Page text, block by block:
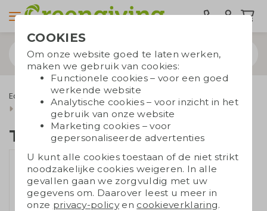
Eco tassen Draagtassen
Katoenen draagtassen
Ecru katoenen tassen
Tas met netstof
Tas met netstof
COOKIES
Om onze website goed te laten werken,
maken we gebruik van cookies:
Functionele cookies – voor een goed
werkende website
Analytische cookies – voor inzicht in het
gebruik van onze website
Marketing cookies – voor
gepersonaliseerde advertenties
U kunt alle cookies toestaan of de niet strikt
noodzakelijke cookies weigeren. In alle
gevallen gaan we zorgvuldig met uw
gegevens om. Daarover leest u meer in
onze privacy-policyen cookieverklaring.